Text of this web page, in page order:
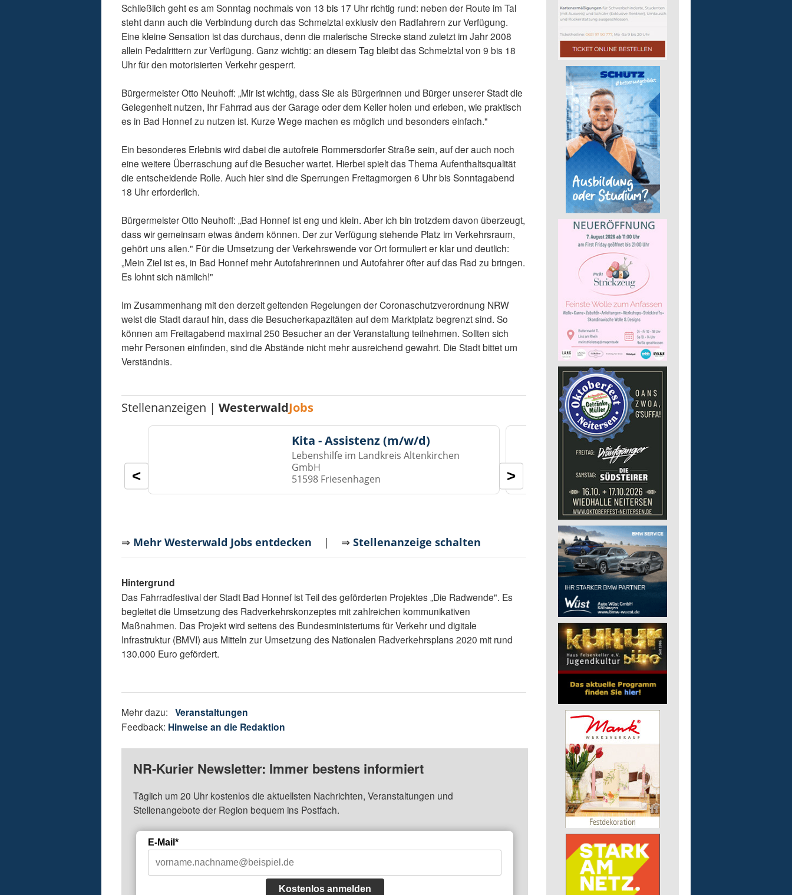
Schließlich geht es am Sonntag nochmals von 13 bis 17 Uhr richtig rund: neben der Route im Tal
steht dann auch die Verbindung durch das Schmelztal exklusiv den Radfahrern zur Verfügung.
Eine kleine Sensation ist das durchaus, denn die malerische Strecke stand zuletzt im Jahr 2008
allein Pedalrittern zur Verfügung. Ganz wichtig: an diesem Tag bleibt das Schmelztal von 9 bis 18
Uhr für den motorisierten Verkehr gesperrt.
Bürgermeister Otto Neuhoff: „Mir ist wichtig, dass Sie als Bürgerinnen und Bürger unserer Stadt die
Gelegenheit nutzen, Ihr Fahrrad aus der Garage oder dem Keller holen und erleben, wie praktisch
es in Bad Honnef zu nutzen ist. Kurze Wege machen es möglich und besonders einfach."
Ein besonderes Erlebnis wird dabei die autofreie Rommersdorfer Straße sein, auf der auch noch
eine weitere Überraschung auf die Besucher wartet. Hierbei spielt das Thema Aufenthaltsqualität
die entscheidende Rolle. Auch hier sind die Sperrungen Freitagmorgen 6 Uhr bis Sonntagabend
18 Uhr erforderlich.
Bürgermeister Otto Neuhoff: „Bad Honnef ist eng und klein. Aber ich bin trotzdem davon überzeugt,
dass wir gemeinsam etwas ändern können. Der zur Verfügung stehende Platz im Verkehrsraum,
gehört uns allen." Für die Umsetzung der Verkehrswende vor Ort formuliert er klar und deutlich:
„Mein Ziel ist es, in Bad Honnef mehr Autofahrerinnen und Autofahrer öfter auf das Rad zu bringen.
Es lohnt sich nämlich!"
Im Zusammenhang mit den derzeit geltenden Regelungen der Coronaschutzverordnung NRW
weist die Stadt darauf hin, dass die Besucherkapazitäten auf dem Marktplatz begrenzt sind. So
können am Freitagabend maximal 250 Besucher an der Veranstaltung teilnehmen. Sollten sich
mehr Personen einfinden, sind die Abstände nicht mehr ausreichend gewahrt. Die Stadt bittet um
Verständnis.
Stellenanzeigen |WesterwaldJobs
Kita - Assistenz (m/w/d)
Lebenshilfe im Landkreis Altenkirchen
GmbH
51598 Friesenhagen
< >
⇒ Mehr Westerwald Jobs entdecken | ⇒Stellenanzeige schalten
Hintergrund
Das Fahrradfestival der Stadt Bad Honnef ist Teil des geförderten Projektes „Die Radwende". Es
begleitet die Umsetzung des Radverkehrskonzeptes mit zahlreichen kommunikativen
Maßnahmen. Das Projekt wird seitens des Bundesministeriums für Verkehr und digitale
Infrastruktur (BMVI) aus Mitteln zur Umsetzung des Nationalen Radverkehrsplans 2020 mit rund
130.000 Euro gefördert.
Mehr dazu:Veranstaltungen
Feedback: Hinweise an die Redaktion
NR-Kurier Newsletter: Immer bestens informiert
Täglich um 20 Uhr kostenlos die aktuellsten Nachrichten, Veranstaltungen und
Stellenangebote der Region bequem ins Postfach.
E-Mail*
Kostenlos anmelden